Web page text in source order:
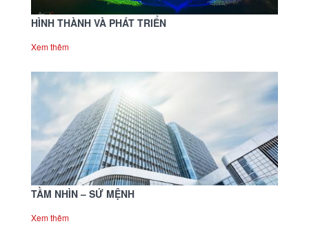
HÌNH THÀNH VÀ PHÁT TRIỂN
Xem thêm
TẦM NHÌN – SỨ MỆNH
Xem thêm